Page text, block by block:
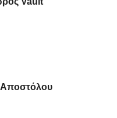
Αποστόλου